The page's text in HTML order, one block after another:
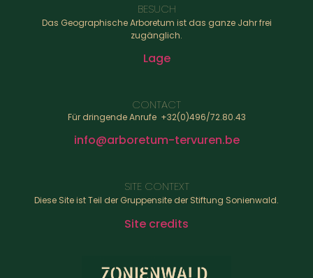
BESUCH
Das Geographische Arboretum ist das ganze Jahr frei
zugänglich.
Lage
CONTACT
Für dringende Anrufe +32(0)496/72.80.43
info@arboretum-tervuren.be
SITE CONTEXT
Diese Site ist Teil der Gruppensite der Stiftung Sonienwald.
Site credits